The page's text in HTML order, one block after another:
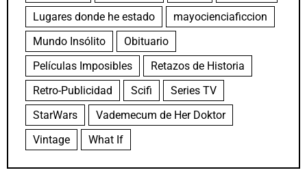
Lugares donde he estado
mayocienciaficcion
Mundo Insólito
Obituario
Películas Imposibles
Retazos de Historia
Retro-Publicidad
Scifi
Series TV
StarWars
Vademecum de Her Doktor
Vintage
What If